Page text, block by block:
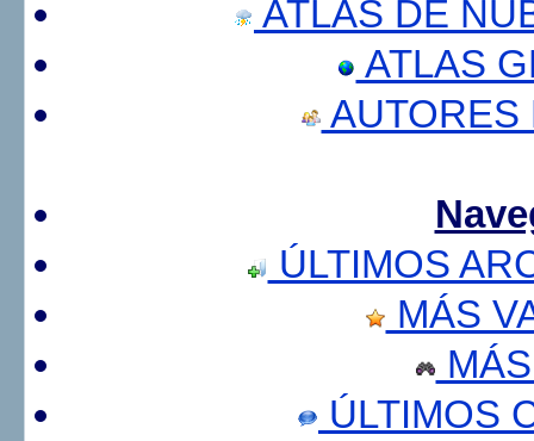
ATLAS DE
ATLAS
AUTORES
ÚLTIMOS
MÁS
ÚLTIMOS